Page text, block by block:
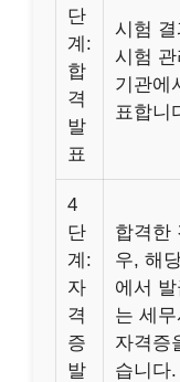
단
계:
합
격
발
표
시험 결
시험 관
기관에
표합니
4
단
계:
자
격
증
발
합격한
우, 해
에서
는 세
자격증
습니다.